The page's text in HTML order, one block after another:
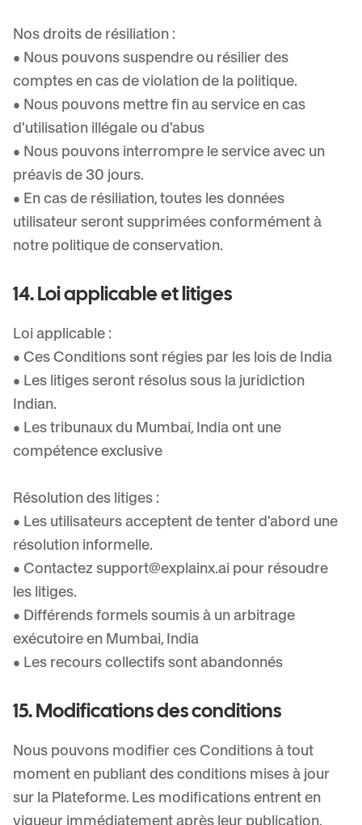
Nos droits de résiliation :
• Nous pouvons suspendre ou résilier des
comptes en cas de violation de la politique.
• Nous pouvons mettre fin au service en cas
d'utilisation illégale ou d'abus
• Nous pouvons interrompre le service avec un
préavis de 30 jours.
• En cas de résiliation, toutes les données
utilisateur seront supprimées conformément à
notre politique de conservation.
14. Loi applicable et litiges
Loi applicable :
• Ces Conditions sont régies par les lois de India
• Les litiges seront résolus sous la juridiction
Indian.
• Les tribunaux du Mumbai, India ont une
compétence exclusive
Résolution des litiges :
• Les utilisateurs acceptent de tenter d'abord une
résolution informelle.
• Contactezsupport@explainx.ai pour résoudre
les litiges.
• Différends formels soumis à un arbitrage
exécutoire en Mumbai, India
• Les recours collectifs sont abandonnés
15. Modifications des conditions
Nous pouvons modifier ces Conditions à tout
moment en publiant des conditions mises à jour
sur la Plateforme. Les modifications entrent en
vigueur immédiatement après leur publication.